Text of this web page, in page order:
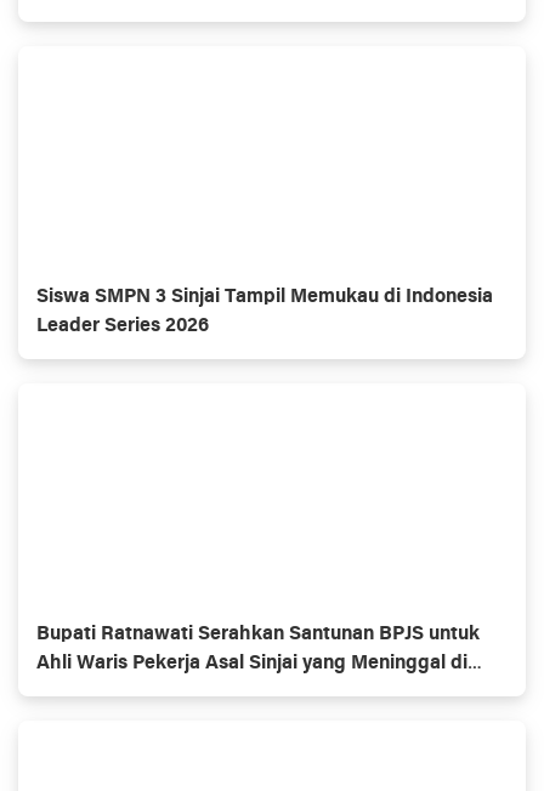
Siswa SMPN 3 Sinjai Tampil Memukau di Indonesia
Leader Series 2026
Bupati Ratnawati Serahkan Santunan BPJS untuk
Ahli Waris Pekerja Asal Sinjai yang Meninggal di
Morowali